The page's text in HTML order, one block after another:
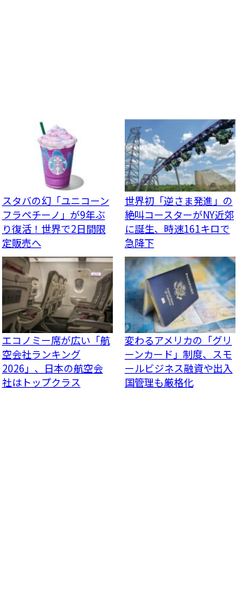
スタバの幻「ユニコーン
フラペチーノ」が9年ぶ
り復活！世界で2日間限
定販売へ
世界初「逆さま発進」の
絶叫コースターがNY近郊
に誕生、時速161キロで
急降下
エコノミー席が広い「航
空会社ランキング
2026」、日本の航空会
社はトップクラス
変わるアメリカの「グリ
ーンカード」制度、スモ
ールビジネス融資や出入
国管理も厳格化